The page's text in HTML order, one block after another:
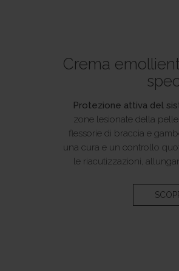
Crema
Protezione attiva del
zone lesionate della
flessorie di braccia e
una cura e un controllo
le riacutizzazioni,